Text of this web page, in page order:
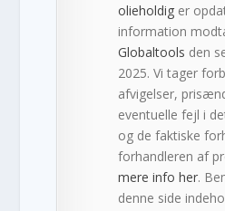
olieholdig er
information
Globaltools den
2025. Vi tager
afvigelser,
eventuelle fejl i
og de faktiske
forhandleren af
mere info her.
denne side